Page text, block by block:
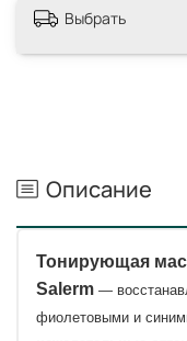
Выбрать
Описание
Тонирующая
Salerm —
фиолетовыми и